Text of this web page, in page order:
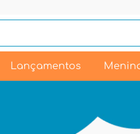
Lançamentos